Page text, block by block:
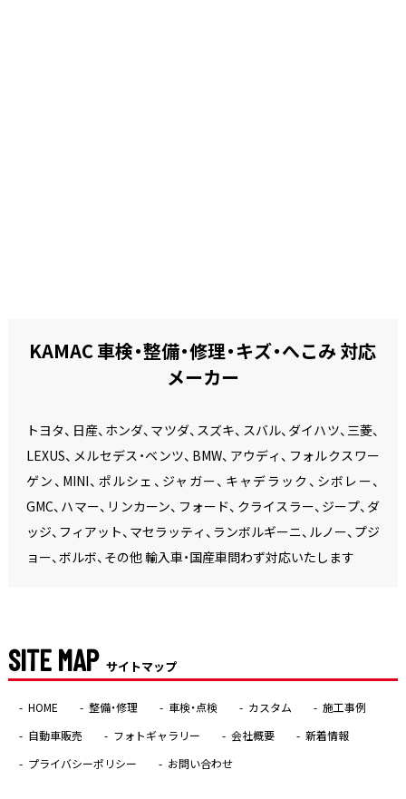
KAMAC 車検・整備・修理・キズ・へこみ 対応
メーカー
トヨタ、日産、ホンダ、マツダ、スズキ、スバル、ダイハツ、三菱、
LEXUS、メルセデス・ベンツ、BMW、アウディ、フォルクスワー
ゲン、MINI、ポルシェ、ジャガー、キャデラック、シボレー、
GMC、ハマー、リンカーン、フォード、クライスラー、ジープ、ダ
ッジ、フィアット、マセラッティ、ランボルギーニ、ルノー、プジ
ョー、ボルボ、その他 輸入車・国産車問わず対応いたします
SITE MAP サイトマップ
HOME 整備・修理 車検・点検 カスタム
施工事例
自動車販売
フォトギャラリー 会社概要
新着情報
プライバシーポリシー
お問い合わせ